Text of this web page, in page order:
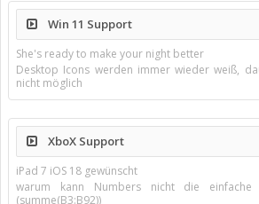
Win 11 Support
She's ready to make your night better
Desktop Icons werden immer wieder weiß,
nicht möglich
XboX Support
iPad 7 iOS 18 gewünscht
warum kann Numbers nicht die einfache
(summe(B3:B92))